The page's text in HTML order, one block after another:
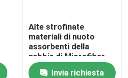
Alte strofinate
materiali di nuoto
assorbenti della
nebbia di Microfiber
degli accessori anti
Invia richiesta